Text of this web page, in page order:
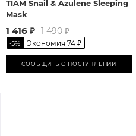
TIAM Snail & Azulene Sleeping
Mask
1 416₽ 1 490₽
-5% Экономия 74₽
СООБЩИТЬ О ПОСТУПЛЕНИИ